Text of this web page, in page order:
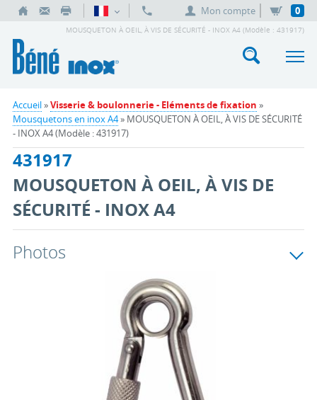
Mon compte 0
MOUSQUETON À OEIL, À VIS DE SÉCURITÉ - INOX A4 (Modèle : 431917)
Accueil»Visserie & boulonnerie - Eléments de fixation »
Mousquetons en inox A4» MOUSQUETON À OEIL, À VIS DE SÉCURITÉ
- INOX A4 (Modèle : 431917)
431917
MOUSQUETON À OEIL, À VIS DE
SÉCURITÉ - INOX A4
Photos